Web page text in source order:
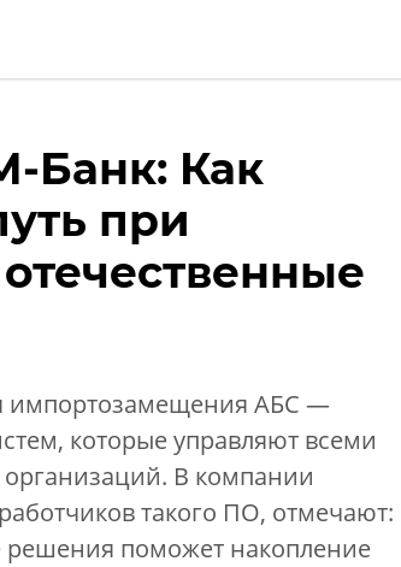
Банк: Как
при
импортозамещения АБС —
которые управляют всеми
В компании
такого ПО, отмечают:
решения поможет накопление